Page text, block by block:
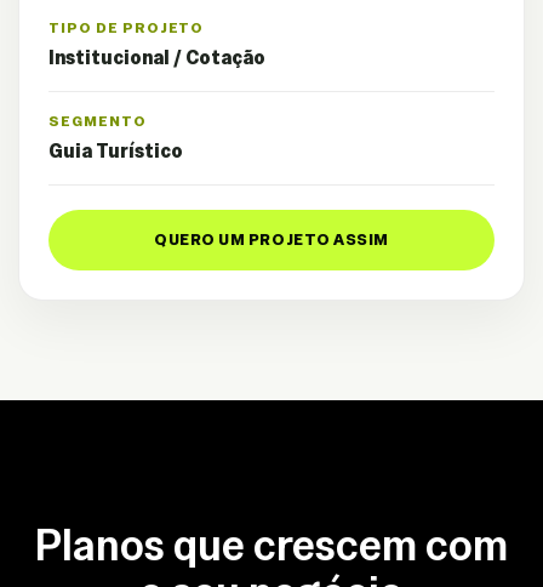
TIPO DE PROJETO
Institucional / Cotação
SEGMENTO
Guia Turístico
QUERO UM PROJETO ASSIM
Planos que crescem com